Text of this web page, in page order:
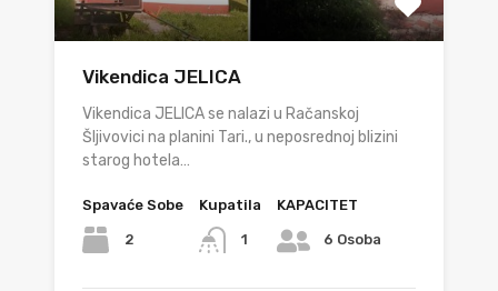
Vikendica JELICA
Vikendica JELICA se nalazi u Račanskoj
Šljivovici na planini Tari., u neposrednoj blizini
starog hotela…
Spavaće Sobe
2
Kupatila
1
KAPACITET
6 Osoba